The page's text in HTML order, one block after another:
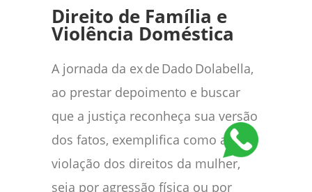
Direito de Família e
Violência Doméstica
A jornada da ex de Dado Dolabella,
ao prestar depoimento e buscar
que a justiça reconheça sua versão
dos fatos, exemplifica como a
violação dos direitos da mulher,
seja por agressão física ou por